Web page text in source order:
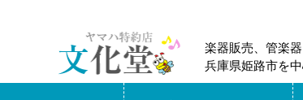
楽器販売、管楽
兵庫県姫路市を